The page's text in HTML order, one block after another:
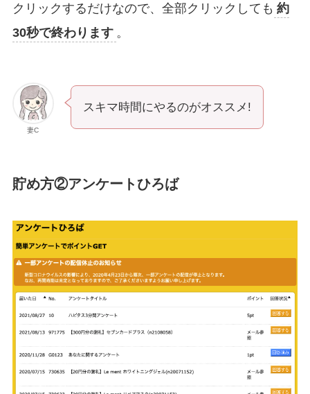
クリックするだけなので、全部クリックしても 約
30秒で終わります 。
妻C
スキマ時間にやるのがオススメ!
貯め方②アンケートひろば